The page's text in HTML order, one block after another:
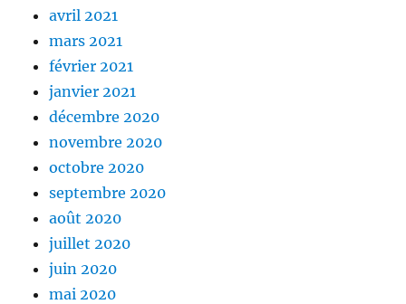
avril 2021
mars 2021
février 2021
janvier 2021
décembre 2020
novembre 2020
octobre 2020
septembre 2020
août 2020
juillet 2020
juin 2020
mai 2020